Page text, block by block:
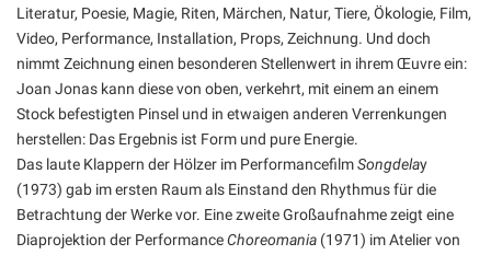
Literatur, Poesie, Magie, Riten, Märchen, Natur, Tiere, Ökologie, Film,
Video, Performance, Installation, Props, Zeichnung. Und doch
nimmt Zeichnung einen besonderen Stellenwert in ihrem Œuvre ein:
Joan Jonas kann diese von oben, verkehrt, mit einem an einem
Stock befestigten Pinsel und in etwaigen anderen Verrenkungen
herstellen: Das Ergebnis ist Form und pure Energie.
Das laute Klappern der Hölzer im PerformancefilmSongdelay
(1973) gab im ersten Raum als Einstand den Rhythmus für die
Betrachtung der Werke vor. Eine zweite Großaufnahme zeigt eine
Diaprojektion der PerformanceChoreomania (1971) im Atelier von